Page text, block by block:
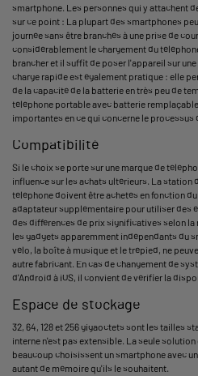
smartphone. Les personnes qui y attachent
sur ce point : La plupart des smartphones
journée sans être branchés à une prise de
considérablement le chargement du
brancher et il suffit de poser l'appareil sur
charge rapide est également pratique : elle
de la capacité de la batterie en très peu de
téléphone portable avec batterie
importantes en ce qui concerne le processus
Compatibilité
Si le choix se porte sur une marque de
influence sur les achats ultérieurs. La station
téléphone doivent être achetés en fonction
adaptateur supplémentaire pour utiliser des
des différences de prix significatives selon
les gadgets apparemment indépendants du
vélo, la boîte à musique et le trépied, ne
autre fabricant. En cas de changement de
d'Android à iOS, il convient de vérifier la
Espace de stockage
32, 64, 128 et 256 gigaoctets sont les tailles
interne n'est pas extensible. La seule
beaucoup choisissent un smartphone avec
autant de mémoire qu'ils le souhaitent.